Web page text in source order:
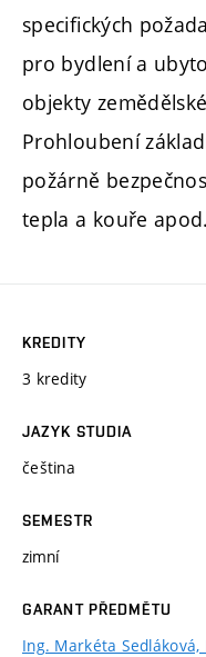
specifických
pro bydlení a
objekty
Prohloubení
požárně
tepla a kouře apod.
KREDITY
3 kredity
JAZYK STUDIA
čeština
SEMESTR
zimní
GARANT PŘEDMĚTU
Ing. Markéta Sedláková,